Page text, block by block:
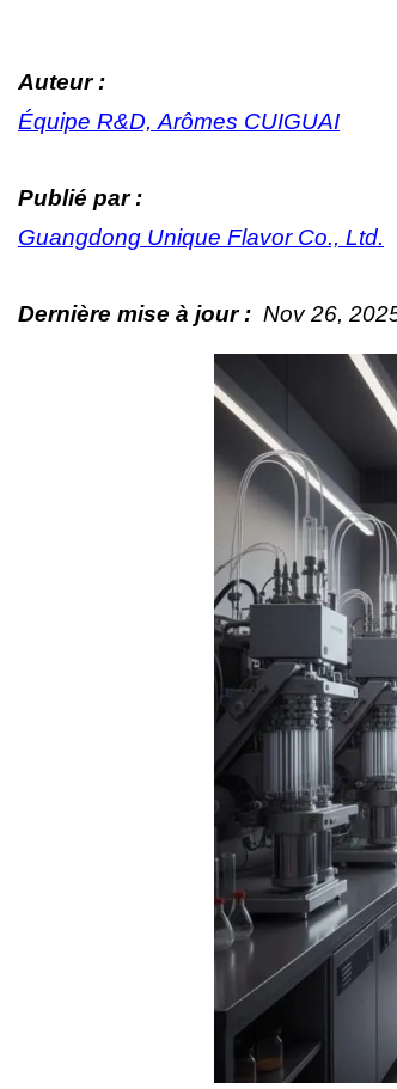
Auteur :
Équipe R&D, Arômes CUIGUAI
Publié par :
Guangdong Unique Flavor Co., Ltd.
Dernière mise à jour : Nov 26,